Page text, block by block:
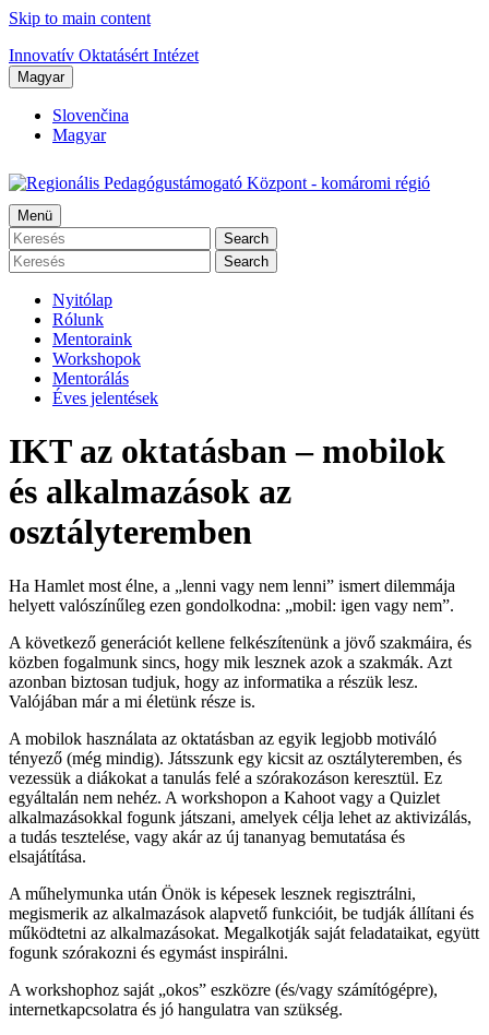
Skip to main content
Innovatív Oktatásért Intézet
Magyar
Slovenčina
Magyar
Menü
Search
Search
Nyitólap
Rólunk
Mentoraink
Workshopok
Mentorálás
Éves jelentések
IKT az oktatásban – mobilok
és alkalmazások az
osztályteremben
Ha Hamlet most élne, a „lenni vagy nem lenni” ismert dilemmája
helyett valószínűleg ezen gondolkodna: „mobil: igen vagy nem”.
A következő generációt kellene felkészítenünk a jövő szakmáira, és
közben fogalmunk sincs, hogy mik lesznek azok a szakmák. Azt
azonban biztosan tudjuk, hogy az informatika a részük lesz.
Valójában már a mi életünk része is.
A mobilok használata az oktatásban az egyik legjobb motiváló
tényező (még mindig). Játsszunk egy kicsit az osztályteremben, és
vezessük a diákokat a tanulás felé a szórakozáson keresztül. Ez
egyáltalán nem nehéz. A workshopon a Kahoot vagy a Quizlet
alkalmazásokkal fogunk játszani, amelyek célja lehet az aktivizálás,
a tudás tesztelése, vagy akár az új tananyag bemutatása és
elsajátítása.
A műhelymunka után Önök is képesek lesznek regisztrálni,
megismerik az alkalmazások alapvető funkcióit, be tudják állítani és
működtetni az alkalmazásokat. Megalkotják saját feladataikat, együtt
fogunk szórakozni és egymást inspirálni.
A workshophoz saját „okos” eszközre (és/vagy számítógépre),
internetkapcsolatra és jó hangulatra van szükség.